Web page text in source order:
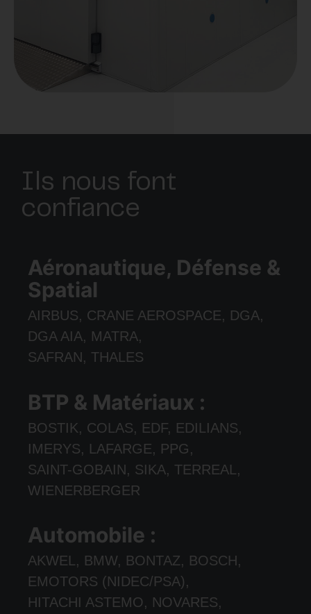
Ils nous font
confiance
Aéronautique, Défense &
Spatial
AIRBUS, CRANE AEROSPACE, DGA,
DGA AIA, MATRA,
SAFRAN, THALES
BTP & Matériaux :
BOSTIK, COLAS, EDF, EDILIANS,
IMERYS, LAFARGE, PPG,
SAINT-GOBAIN, SIKA, TERREAL,
WIENERBERGER
Automobile :
AKWEL, BMW, BONTAZ, BOSCH,
EMOTORS (NIDEC/PSA),
HITACHI ASTEMO, NOVARES,